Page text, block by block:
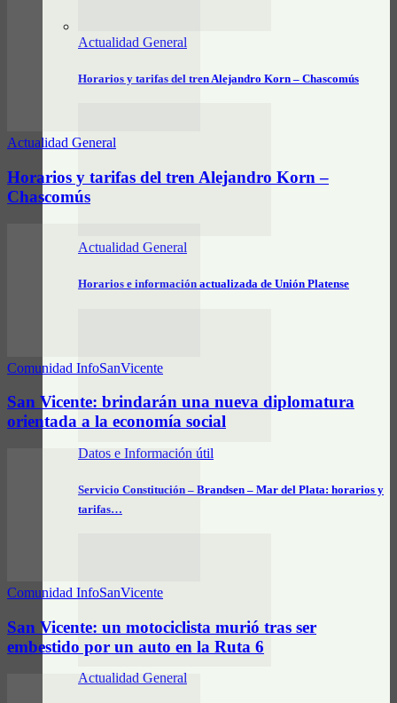
Actualidad General
Horarios y tarifas del tren Alejandro Korn – Chascomús
Actualidad General
Horarios e información actualizada de Unión Platense
Datos e Información útil
Servicio Constitución – Brandsen – Mar del Plata: horarios y
tarifas…
Actualidad General
Actualidad General
Horarios y tarifas del tren Alejandro Korn –
Chascomús
Comunidad InfoSanVicente
San Vicente: brindarán una nueva diplomatura
orientada a la economía social
Comunidad InfoSanVicente
San Vicente: un motociclista murió tras ser
embestido por un auto en la Ruta 6